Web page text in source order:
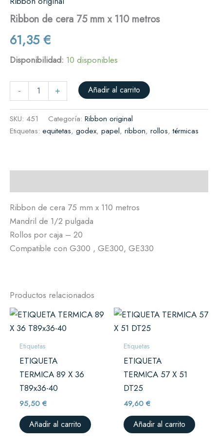
Ribbon de cera 75 mm x 110 metros
61,35 €
Disponibilidad: 10 disponibles
- + Añadir al carrito
SKU: 451 Categoría: Ribbon original
Etiquetas: equitetas, godex, papel, ribbon, rollos,térmicas
Ribbon de cera 75 mm x 110 metros
Mandril de 1/2 pulgada
Rollos por caja – 20
Compatible con G300 , GE300, GE330
Productos relacionados
Etiquetas
ETIQUETA
TERMICA 89 X 36
T89x36-40
95,50€
Añadir al carrito
Etiquetas
ETIQUETA
TERMICA 57 X 51
DT25
49,60€
Añadir al carrito